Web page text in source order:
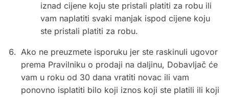
iznad cijene koju ste pristali platiti za robu ili
vam naplatiti svaki manjak ispod cijene koju
ste pristali platiti za robu.
Ako ne preuzmete isporuku jer ste raskinuli ugovor
prema Pravilniku o prodaji na daljinu, Dobavljač će
vam u roku od 30 dana vratiti novac ili vam
ponovno isplatiti bilo koji iznos koji ste platili ili koji